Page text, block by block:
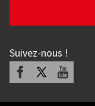
Suivez-nous !
Facebook Youtube